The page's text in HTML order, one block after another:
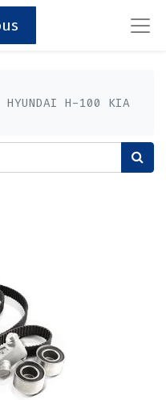
HYUNDAI H-100 KIA